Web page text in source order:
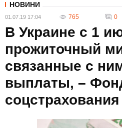
НОВИНИ
01.07.19 17:04 765 0
В Украине с 1
прожиточный
связанные с
выплаты, –
соцстрахования